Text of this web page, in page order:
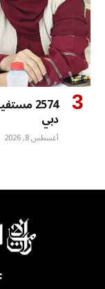
2574
دبي
أغسطس 8, 2026